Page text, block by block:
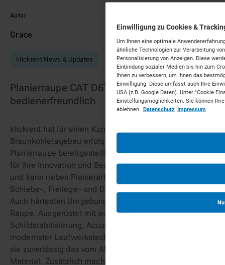
Autor
Grace
klickrent News & Updates
Planierraupe CAT D6T – innovativ und
bedienerfreundlich
klickrent hat für einen Kunden aus dem
Braunkohletagebau erfolgreich eine 25,7 t CAT D6T LGP
Planierraupe bereitgestellt und geliefert. Die Raupe ist
für ihre Innovation und Bedienerfreundlichkeit bekannt
und kann neben Planierarbeiten auch Schürf-,
Schiebe-, Freilege- und Deponiearbeiten durchführen.
Auch härtesten Umgebungsbedingungen trotzt die
Raupe. Ausgerüstet mit automatischer
Schildstabilisierung, AccuGrade Vorbereitung und
modernster Laufwerkstechnologie verteilt und planiert
sie zuverlässig das vom Absetzer abgeworfene
Material. Zusätzlich macht sie ihre elektronische
Einwilligung zu Cookies &
Um Ihnen eine optimale
ähnliche Technologien zur Verarbeitung
Personalisierung von Anzeigen. Diese
Einbindung sozialer Medien bis hin zum
Ihnen zu verbessern, um Ihnen das
Einwilligung. Diese umfasst auch Ihre
USA (z.B. Google Daten). Unter "Cookie
Einstellungsmöglichkeiten. Sie können
ablehnen. Datenschutz Impressum